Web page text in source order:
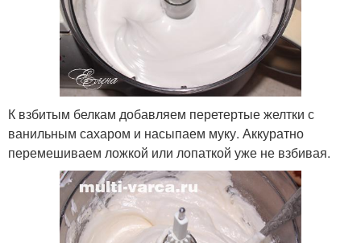
К взбитым белкам добавляем перетертые желтки с
ванильным сахаром и насыпаем муку. Аккуратно
перемешиваем ложкой или лопаткой уже не взбивая.